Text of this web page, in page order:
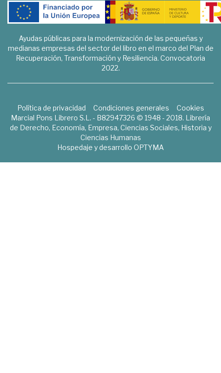
Ayudas públicas para la modernización de las pequeñas y
medianas empresas del sector del libro en el marco del Plan de
Recuperación, Transformación y Resiliencia. Convocatoria
2022.
Política de privacidad Condiciones generales
Cookies
Marcial Pons Librero S.L. - B82947326 © 1948 - 2018. Librería
de Derecho, Economía, Empresa, Ciencias Sociales, Historia y
Ciencias Humanas
Hospedaje y desarrollo OPTYMA